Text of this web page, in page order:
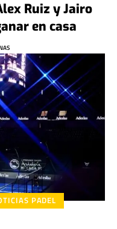
Ruiz y Jairo
en casa
PADEL